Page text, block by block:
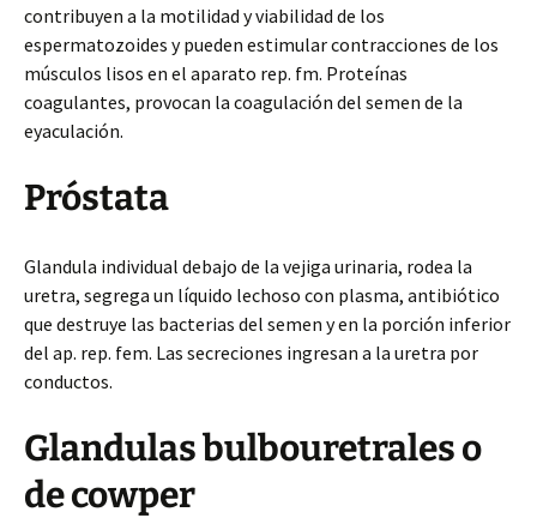
contribuyen a la motilidad y viabilidad de los
espermatozoides y pueden estimular contracciones de los
músculos lisos en el aparato rep. fm. Proteínas
coagulantes, provocan la coagulación del semen de la
eyaculación.
Próstata
Glandula individual debajo de la vejiga urinaria, rodea la
uretra, segrega un líquido lechoso con plasma, antibiótico
que destruye las bacterias del semen y en la porción inferior
del ap. rep. fem. Las secreciones ingresan a la uretra por
conductos.
Glandulas bulbouretrales o
de cowper